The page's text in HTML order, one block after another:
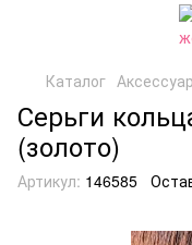
Каталог
Серьги
(золото)
Артикул: 146585